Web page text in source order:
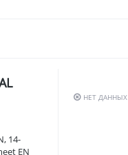
14-
EN
НЕТ ДАННЫХ